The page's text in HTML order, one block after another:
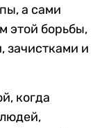
а сами
этой борьбы,
зачистками и
когда